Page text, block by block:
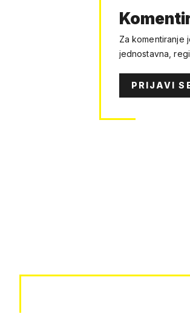
Za komentiranje
jednostavna,
PRIJAVI